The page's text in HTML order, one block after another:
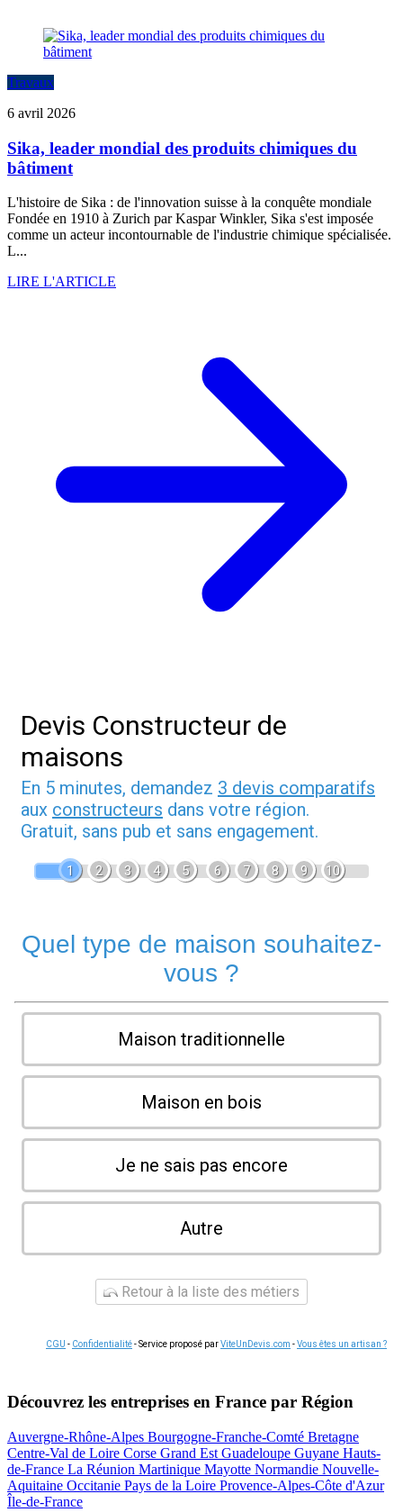
Travaux
6 avril 2026
Sika, leader mondial des produits chimiques du
bâtiment
L'histoire de Sika : de l'innovation suisse à la conquête mondiale
Fondée en 1910 à Zurich par Kaspar Winkler, Sika s'est imposée
comme un acteur incontournable de l'industrie chimique spécialisée.
L...
LIRE L'ARTICLE
Devis Constructeur de
maisons
En 5 minutes, demandez 3 devis comparatifs
aux constructeurs dans votre région.
Gratuit, sans pub et sans engagement.
1 2 3 4 5 6 7 8 9 10
Quel type de maison souhaitez-
vous ?
Maison traditionnelle
Maison en bois
Je ne sais pas encore
Autre
Retour à la liste des métiers
CGU - Confidentialité- Service proposé parViteUnDevis.com -Vous êtes un artisan ?
Découvrez les entreprises en France par Région
Auvergne-Rhône-Alpes Bourgogne-Franche-Comté Bretagne
Centre-Val de Loire Corse Grand Est Guadeloupe Guyane Hauts-
de-France La Réunion Martinique Mayotte Normandie Nouvelle-
Aquitaine Occitanie Pays de la Loire Provence-Alpes-Côte d'Azur
Île-de-France